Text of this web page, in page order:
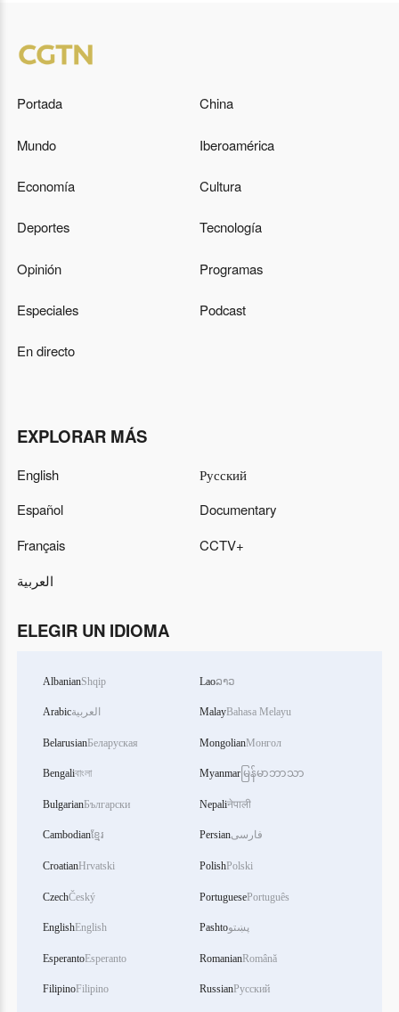
Portada China
Mundo Iberoamérica
Economía Cultura
Deportes Tecnología
Opinión Programas
Especiales Podcast
En directo
EXPLORAR MÁS
English
Español
Français
العربية
Русский
Documentary
CCTV+
ELEGIR UN IDIOMA
AlbanianShqip
Arabicالعربية
BelarusianБеларуская
Bengaliবাংলা
BulgarianБългарски
Cambodianខ្មែរ
CroatianHrvatski
CzechČeský
EnglishEnglish
EsperantoEsperanto
FilipinoFilipino
Laoລາວ
MalayBahasa Melayu
MongolianМонгол
Myanmar မြန်မာဘာသာ
Nepaliनेपाली
Persianفارسی
PolishPolski
PortuguesePortuguês
Pashtoپښتو
RomanianRomână
RussianРусский